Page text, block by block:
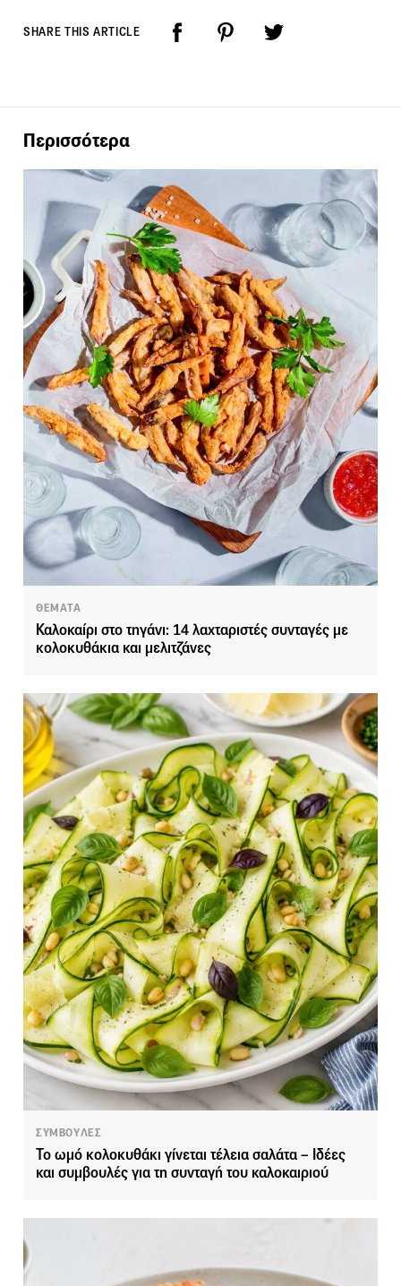
SHARE THIS ARTICLE
Περισσότερα
ΘΕΜΑΤΑ
Καλοκαίρι στο τηγάνι: 14 λαχταριστές συνταγές με
κολοκυθάκια και μελιτζάνες
ΣΥΜΒΟΥΛΕΣ
Το ωμό κολοκυθάκι γίνεται τέλεια σαλάτα – Ιδέες
και συμβουλές για τη συνταγή του καλοκαιριού